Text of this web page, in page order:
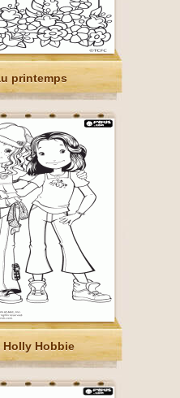
printemps
Holly Hobbie